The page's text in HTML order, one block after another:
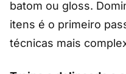
batom ou gloss.
itens é o primeiro
técnicas mais